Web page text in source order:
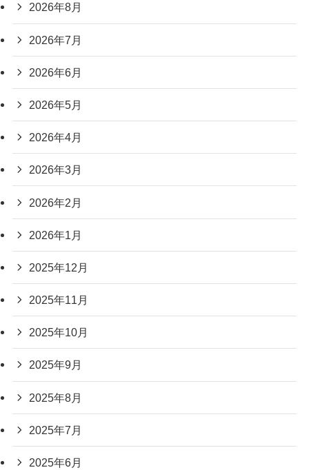
2026年8月
2026年7月
2026年6月
2026年5月
2026年4月
2026年3月
2026年2月
2026年1月
2025年12月
2025年11月
2025年10月
2025年9月
2025年8月
2025年7月
2025年6月